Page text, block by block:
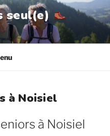
seul(e)
à Noisiel
à Noisiel